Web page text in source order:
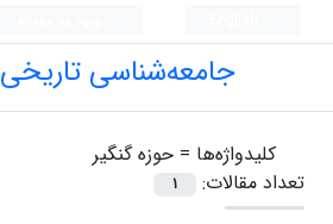
جامعه‌شناسی تاریخی
کلیدواژه‌ها = حوزه گنگیر
تعداد مقالات:
1